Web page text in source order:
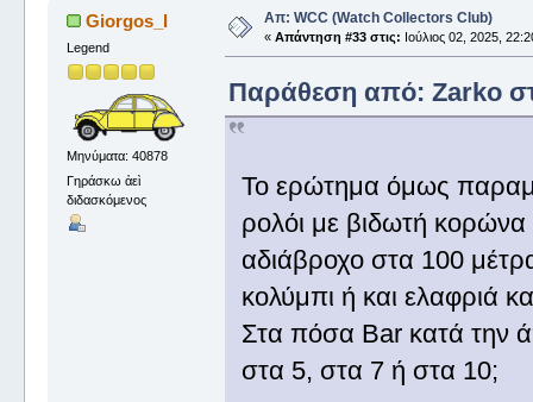
Giorgos_I
Legend
Μηνύματα: 40878
Γηράσκω ἀεὶ
διδασκόμενος
Απ: WCC (Watch Collectors Club)
« Απάντηση #33 στις: Ιούλιος 02, 2025,
Παράθεση από: Zarko
Το ερώτημα όμως
ρολόι με βιδωτή
αδιάβροχο στα 100
κολύμπι ή και ελαφριά
Στα πόσα Bar κατά την
στα 5, στα 7 ή στα 10;